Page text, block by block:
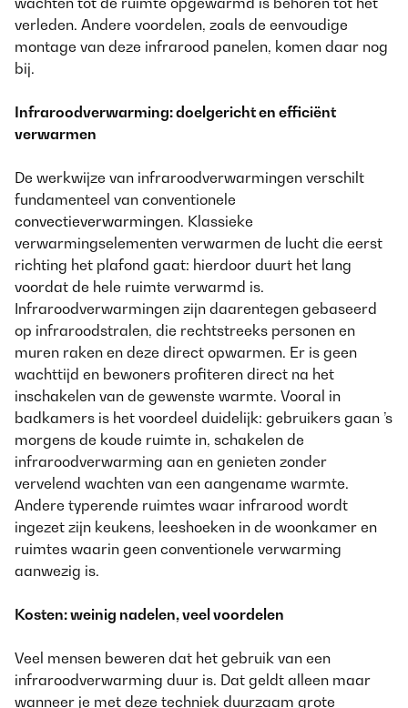
verleden. Andere voordelen, zoals de eenvoudige
montage van deze infrarood panelen, komen daar nog
bij.
Infraroodverwarming: doelgericht en efficiënt
verwarmen
De werkwijze van infraroodverwarmingen verschilt
fundamenteel van conventionele
convectieverwarmingen. Klassieke
verwarmingselementen verwarmen de lucht die eerst
richting het plafond gaat: hierdoor duurt het lang
voordat de hele ruimte verwarmd is.
Infraroodverwarmingen zijn daarentegen gebaseerd
op infraroodstralen, die rechtstreeks personen en
muren raken en deze direct opwarmen. Er is geen
wachttijd en bewoners profiteren direct na het
inschakelen van de gewenste warmte. Vooral in
badkamers is het voordeel duidelijk: gebruikers gaan ’s
morgens de koude ruimte in, schakelen de
infraroodverwarming aan en genieten zonder
vervelend wachten van een aangename warmte.
Andere typerende ruimtes waar infrarood wordt
ingezet zijn keukens, leeshoeken in de woonkamer en
ruimtes waarin geen conventionele verwarming
aanwezig is.
Kosten: weinig nadelen, veel voordelen
Veel mensen beweren dat het gebruik van een
infraroodverwarming duur is. Dat geldt alleen maar
wanneer je met deze techniek duurzaam grote